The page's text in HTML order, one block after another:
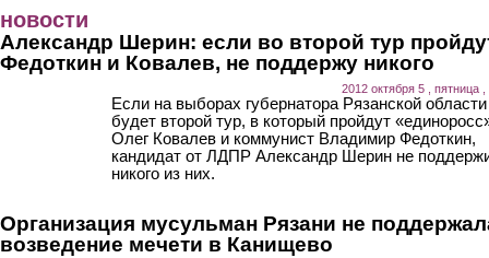
новости
Александр Шерин: если во второй тур
Федоткин и Ковалев, не поддержу никого
2012 октября 5 , пятница ,
Если на выборах губернатора Рязанской области
будет второй тур, в который пройдут
Олег Ковалев и коммунист Владимир Федоткин,
кандидат от ЛДПР Александр Шерин не
никого из них.
Организация мусульман Рязани не
возведение мечети в Канищево